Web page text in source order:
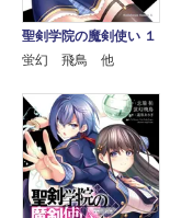
聖剣学院の魔剣使い １
蛍幻 飛鳥 他